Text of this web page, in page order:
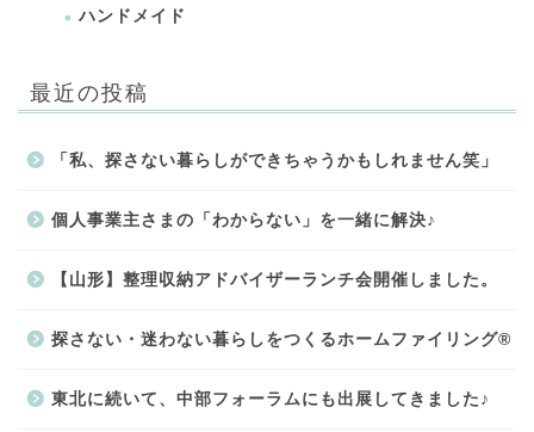
ハンドメイド
最近の投稿
「私、探さない暮らしができちゃうかもしれません笑」
個人事業主さまの「わからない」を一緒に解決♪
【山形】整理収納アドバイザーランチ会開催しました。
探さない・迷わない暮らしをつくるホームファイリング®
東北に続いて、中部フォーラムにも出展してきました♪